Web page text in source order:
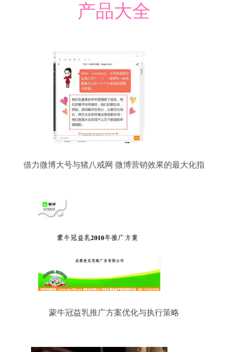
产品大全
借力微博大号与猪八戒网 微博营销效果的最大化指
蒙牛冠益乳推广方案优化与执行策略